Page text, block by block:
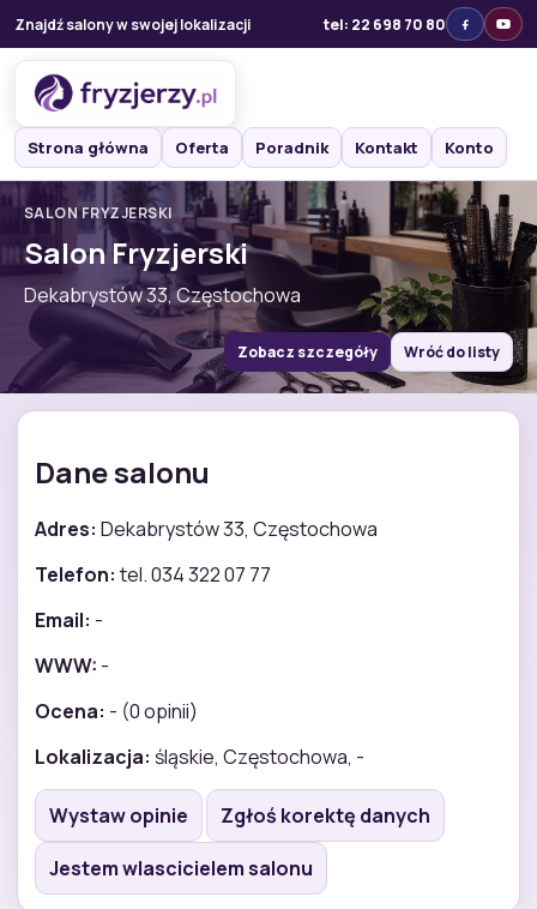
Znajdź salony w swojej lokalizacji tel: 22 698 70 80
Strona główna Oferta Poradnik Kontakt Konto
SALON FRYZJERSKI
Salon Fryzjerski
Dekabrystów 33, Częstochowa
Zobacz szczegóły Wróć do listy
Dane salonu
Adres: Dekabrystów 33, Częstochowa
Telefon: tel. 034 322 07 77
Email: -
WWW: -
Ocena: - (0 opinii)
Lokalizacja: śląskie, Częstochowa, -
Wystaw opinie
Zgłoś korektę danych
Jestem wlascicielem salonu